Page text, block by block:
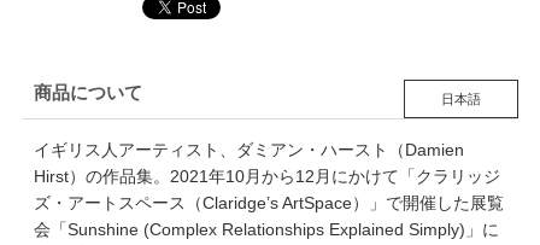
商品について 日本語
イギリス人アーティスト、ダミアン・ハースト（Damien
Hirst）の作品集。2021年10月から12月にかけて「クラリッジ
ズ・アートスペース（Claridge’s ArtSpace）」で開催した展覧
会「Sunshine (Complex Relationships Explained Simply)」に